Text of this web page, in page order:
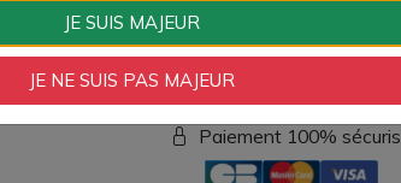
AJOUTER À
Paiement 100%
JE SUIS MAJEUR
JE NE SUIS PAS MAJEUR